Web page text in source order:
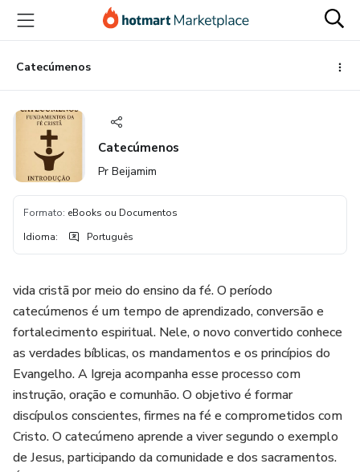
para
conteúdo
principal
para
pagamento
para
rodapé
Catecúmenos
Catecúmenos
Pr Beijamim
Formato: eBooks ou Documentos
Idioma: Português
vida cristã por meio do ensino da fé. O período
catecúmenos é um tempo de aprendizado, conversão e
fortalecimento espiritual. Nele, o novo convertido conhece
as verdades bíblicas, os mandamentos e os princípios do
Evangelho. A Igreja acompanha esse processo com
instrução, oração e comunhão. O objetivo é formar
discípulos conscientes, firmes na fé e comprometidos com
Cristo. O catecúmeno aprende a viver segundo o exemplo
de Jesus, participando da comunidade e dos sacramentos.